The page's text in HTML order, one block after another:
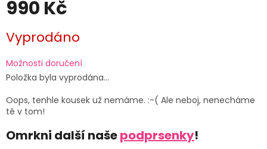
990 Kč
cena:
Vyprodáno
Možnosti doručení
Položka byla vyprodána…
Oops, tenhle kousek už nemáme. :-( Ale neboj, nenecháme
tě v tom!
Omrkni další našepodprsenky!